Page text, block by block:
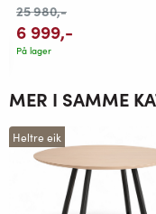
25 980,-
6 999,-
På lager
MER I SAMME
Heltre eik